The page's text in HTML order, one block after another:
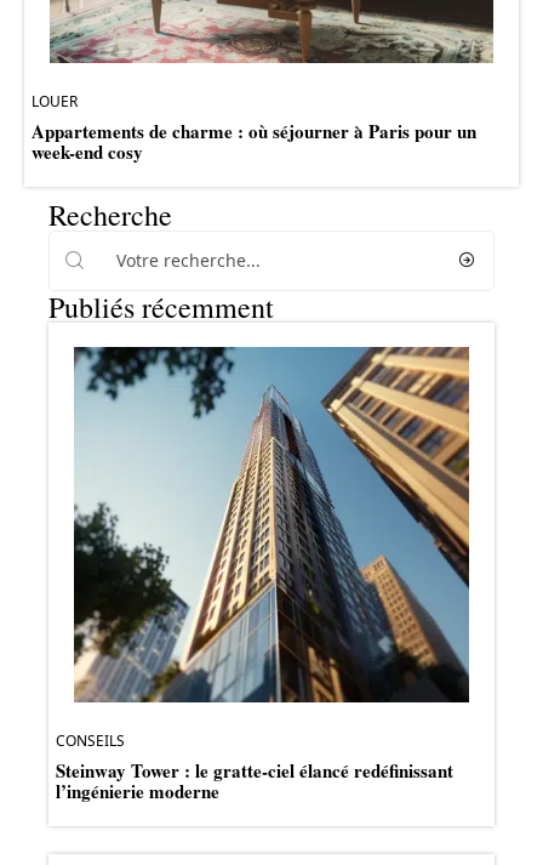
LOUER
Appartements de charme : où séjourner à Paris pour un
week-end cosy
Recherche
Publiés récemment
CONSEILS
Steinway Tower : le gratte-ciel élancé redéfinissant
l’ingénierie moderne